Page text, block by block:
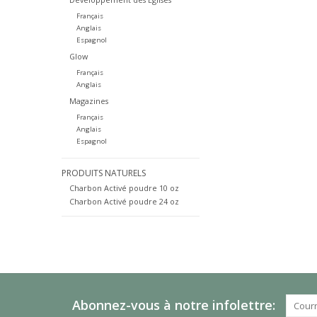
Français
Anglais
Espagnol
Glow
Français
Anglais
Magazines
Français
Anglais
Espagnol
PRODUITS NATURELS
Charbon Activé poudre 10 oz
Charbon Activé poudre 24 oz
Abonnez-vous à notre infolettre: